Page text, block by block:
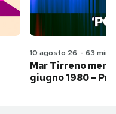
10 agosto 26 - 63 min
Mar Tirreno
giugno 1980 –